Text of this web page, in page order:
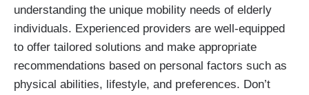
understanding the unique mobility needs of elderly
individuals. Experienced providers are well-equipped
to offer tailored solutions and make appropriate
recommendations based on personal factors such as
physical abilities, lifestyle, and preferences. Don’t